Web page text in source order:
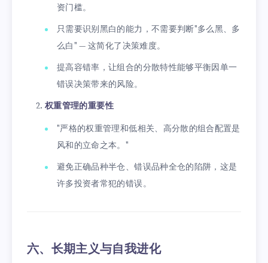
资门槛。
只需要识别黑白的能力，不需要判断"多么黑、多
么白" — 这简化了决策难度。
提高容错率，让组合的分散特性能够平衡因单一
错误决策带来的风险。
权重管理的重要性
"严格的权重管理和低相关、高分散的组合配置是
风和的立命之本。"
避免正确品种半仓、错误品种全仓的陷阱，这是
许多投资者常犯的错误。
六、长期主义与自我进化